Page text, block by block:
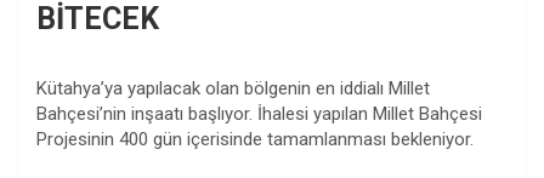
BİTECEK
Kütahya’ya yapılacak olan bölgenin en iddialı Millet
Bahçesi’nin inşaatı başlıyor. İhalesi yapılan Millet Bahçesi
Projesinin 400 gün içerisinde tamamlanması bekleniyor.